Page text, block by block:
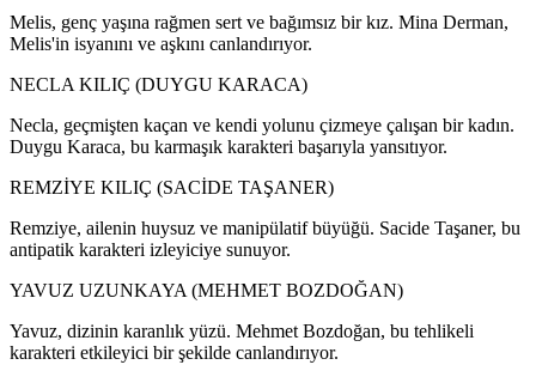
Melis, genç yaşına rağmen sert ve bağımsız bir kız. Mina Derman,
Melis'in isyanını ve aşkını canlandırıyor.
NECLA KILIÇ (DUYGU KARACA)
Necla, geçmişten kaçan ve kendi yolunu çizmeye çalışan bir kadın.
Duygu Karaca, bu karmaşık karakteri başarıyla yansıtıyor.
REMZİYE KILIÇ (SACİDE TAŞANER)
Remziye, ailenin huysuz ve manipülatif büyüğü. Sacide Taşaner, bu
antipatik karakteri izleyiciye sunuyor.
YAVUZ UZUNKAYA (MEHMET BOZDOĞAN)
Yavuz, dizinin karanlık yüzü. Mehmet Bozdoğan, bu tehlikeli
karakteri etkileyici bir şekilde canlandırıyor.